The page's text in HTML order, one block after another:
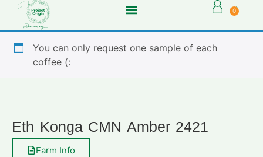
0
You can only request one sample of each
coffee (:
Eth Konga CMN Amber 2421
Farm Info